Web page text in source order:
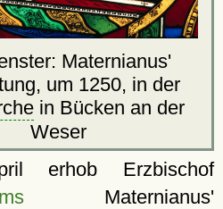
Maternianus'
um 1250, in der
in Bücken an der
Weser
erhob Erzbischof
Maternianus'